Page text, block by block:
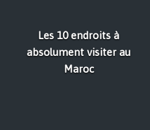
Les 10 endroits à
absolument visiter au
Maroc